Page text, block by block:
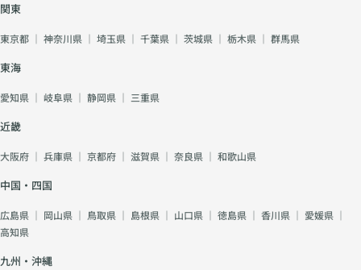
関東
東京都 ｜ 神奈川県 ｜ 埼玉県 ｜ 千葉県 ｜ 茨城県 ｜ 栃木県 ｜ 群馬県
東海
愛知県 ｜ 岐阜県 ｜ 静岡県 ｜ 三重県
近畿
大阪府 ｜ 兵庫県 ｜ 京都府 ｜ 滋賀県 ｜ 奈良県 ｜ 和歌山県
中国・四国
広島県 ｜ 岡山県 ｜ 鳥取県 ｜ 島根県 ｜ 山口県 ｜ 徳島県 ｜ 香川県 ｜ 愛媛県 ｜
高知県
九州・沖縄